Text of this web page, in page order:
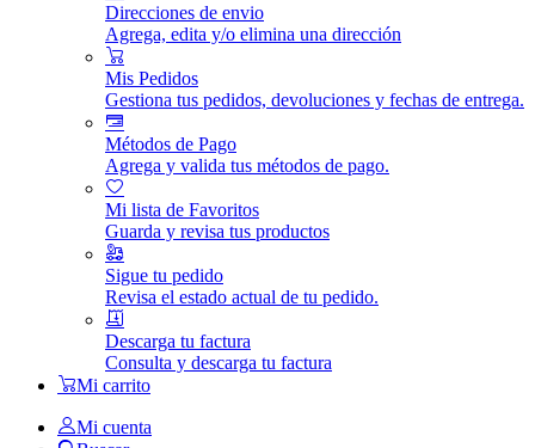
Direcciones de envio
Agrega, edita y/o elimina una dirección
Mis Pedidos
Gestiona tus pedidos, devoluciones y fechas de entrega.
Métodos de Pago
Agrega y valida tus métodos de pago.
Mi lista de Favoritos
Guarda y revisa tus productos
Sigue tu pedido
Revisa el estado actual de tu pedido.
Descarga tu factura
Consulta y descarga tu factura
Mi carrito
Mi cuenta